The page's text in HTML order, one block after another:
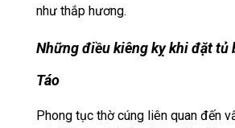
như thắp hương.
Những điều kiêng kỵ khi đặt tủ
Táo
Phong tục thờ cúng liên quan đến